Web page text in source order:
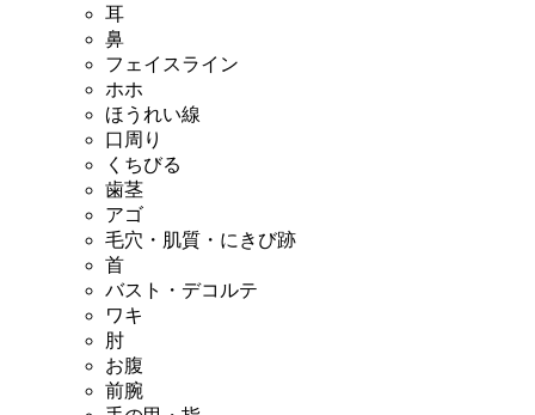
耳
鼻
フェイスライン
ホホ
ほうれい線
口周り
くちびる
歯茎
アゴ
毛穴・肌質・にきび跡
首
バスト・デコルテ
ワキ
肘
お腹
前腕